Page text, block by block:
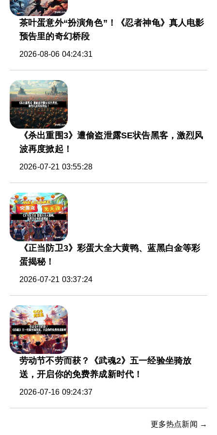
茶叶蛋意外“扮演角色”！《忍者神龟》真人电影
预告里的奇幻桥段
2026-08-06 04:24:31
《杀出重围3》遭偷盗泄露SE状告黑客，激烈风
波再度掀起！
2026-07-21 03:55:28
《正当防卫3》彩蛋大全大黄鸭、蓝黑白金等彩
蛋揭秘！
2026-07-21 03:37:24
劳动节不劳而获？《武魂2》五一经验坐骑放
送，开启你的免费养成新时代！
2026-07-16 09:24:37
更多热点新闻 →